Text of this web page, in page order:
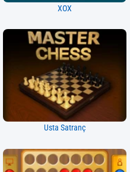
XOX
Usta Satranç